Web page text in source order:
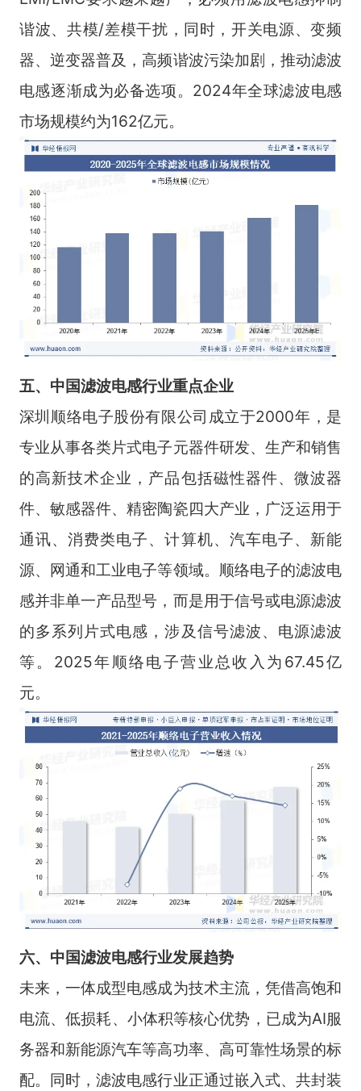
谐波、共模/差模干扰，同时，开关电源、变频
器、逆变器普及，高频谐波污染加剧，推动滤波
电感逐渐成为必备选项。2024年全球滤波电感
市场规模约为162亿元。
五、中国滤波电感行业重点企业
深圳顺络电子股份有限公司成立于2000年，是
专业从事各类片式电子元器件研发、生产和销售
的高新技术企业，产品包括磁性器件、微波器
件、敏感器件、精密陶瓷四大产业，广泛运用于
通讯、消费类电子、计算机、汽车电子、新能
源、网通和工业电子等领域。顺络电子的滤波电
感并非单一产品型号，而是用于信号或电源滤波
的多系列片式电感，涉及信号滤波、电源滤波
等。2025年顺络电子营业总收入为67.45亿
元。
六、中国滤波电感行业发展趋势
未来，一体成型电感成为技术主流，凭借高饱和
电流、低损耗、小体积等核心优势，已成为AI服
务器和新能源汽车等高功率、高可靠性场景的标
配。同时，滤波电感行业正通过嵌入式、共封装